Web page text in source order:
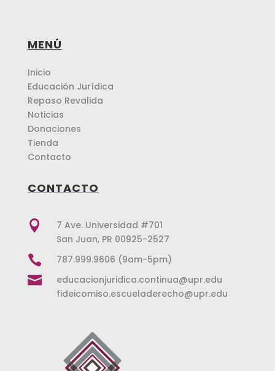
MENÚ
Inicio
Educación Jurídica
Repaso Revalida
Noticias
Donaciones
Tienda
Contacto
CONTACTO

7 Ave. Universidad #701
San Juan, PR 00925-2527
 787.999.9606 (9am-5pm)

educacionjuridica.continua@upr.edu
fideicomiso.escueladerecho@upr.edu